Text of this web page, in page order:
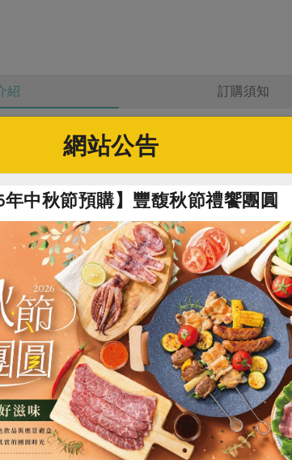
紹 訂購須知
料)
活者)
29cm(長) X 14cm(寬) X 20cm(高)
食譜 減硝酸鹽 雞蛋 食安 共同
網站公告
年中秋節預購】豐馥秋節禮饗團圓